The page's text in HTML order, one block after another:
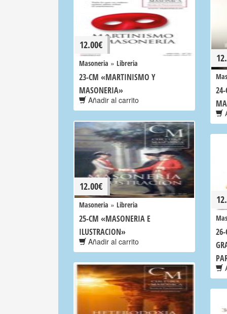
12.00€
Masoneria » Libreria
23-CM «MARTINISMO Y
MASONERIA»
Añadir al carrito
24-
12.00€
Masoneria » Libreria
25-CM «MASONERIA E
ILUSTRACION»
Añadir al carrito
26-